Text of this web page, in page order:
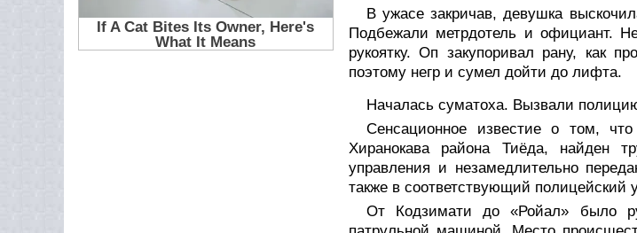
В ужасе закричав, девушка
Подбежали метрдотель и официант.
рукоятку. Оп закупоривал рану, как
поэтому негр и сумел дойти до лифта.
Началась суматоха. Вызвали
Сенсационное известие о том,
Хиранокава района Тиёда, найден
управления и незамедлительно
также в соответствующий полицейский
От Кодзимати до «Ройал» было